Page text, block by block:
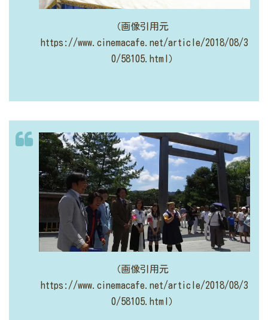
（画像引用元
https://www.cinemacafe.net/article/2018/08/3
0/58105.html）
（画像引用元
https://www.cinemacafe.net/article/2018/08/3
0/58105.html）